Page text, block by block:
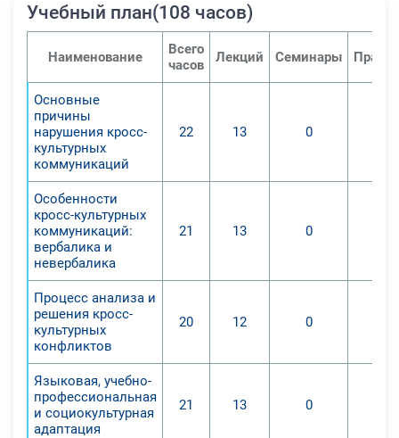
Учебный план(108 часов)
Наименование
Всего
часов
Лекций Семинары
Основные
причины
нарушения кросс-
культурных
коммуникаций
22 13 0
Особенности
кросс-культурных
коммуникаций:
вербалика и
невербалика
21 13 0
Процесс анализа и
решения кросс-
культурных
конфликтов
20 12 0
Языковая, учебно-
профессиональная
и социокультурная
адаптация
21 13 0